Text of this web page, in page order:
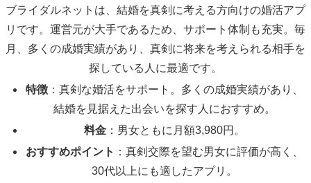
ブライダルネットは、結婚を真剣に考える方向けの婚活アプ
リです。運営元が大手であるため、サポート体制も充実。毎
月、多くの成婚実績があり、真剣に将来を考えられる相手を
探している人に最適です。
特徴 ：真剣な婚活をサポート。多くの成婚実績があり、
結婚を見据えた出会いを探す人におすすめ。
料金 ：男女ともに月額3,980円。
おすすめポイント ：真剣交際を望む男女に評価が高く、
30代以上にも適したアプリ。